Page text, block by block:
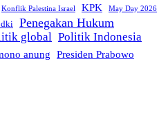
Konflik Palestina Israel KPK May Day 2026
dki Penegakan Hukum
global Politik Indonesia
anung Presiden Prabowo